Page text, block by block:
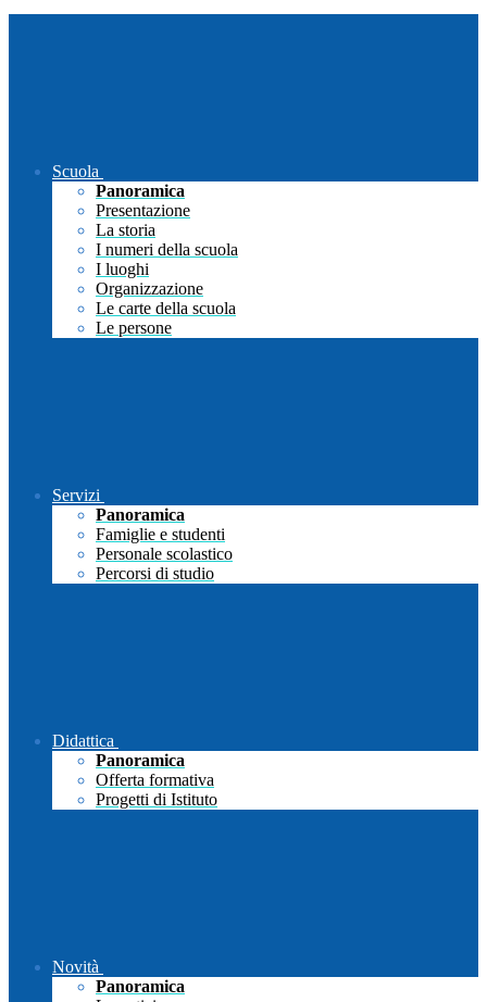
Scuola
Panoramica
Presentazione
La storia
I numeri della scuola
I luoghi
Organizzazione
Le carte della scuola
Le persone
Servizi
Panoramica
Famiglie e studenti
Personale scolastico
Percorsi di studio
Didattica
Panoramica
Offerta formativa
Progetti di Istituto
Novità
Panoramica